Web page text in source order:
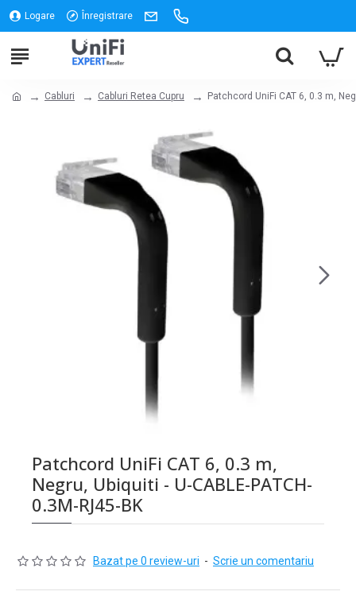
Logare Înregistrare
Cabluri Cabluri Retea Cupru Patchcord UniFi CAT 6, 0.3 m,
Patchcord UniFi CAT 6, 0.3 m,
Negru, Ubiquiti - U-CABLE-PATCH-
0.3M-RJ45-BK
Bazat pe 0 review-uri - Scrie un comentariu